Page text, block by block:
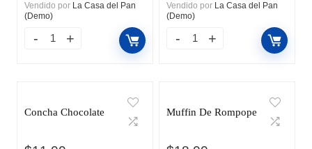
Vendido por La Casa del Pan
(Demo)
Vendido por La Casa del Pan
(Demo)
Concha Chocolate Muffin De Rompope